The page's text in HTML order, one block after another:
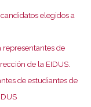
elegidos a
representantes de
de la EIDUS.
de estudiantes de